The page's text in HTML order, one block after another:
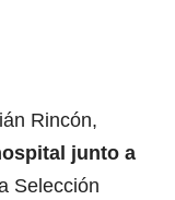
Rincón,
junto a
Selección